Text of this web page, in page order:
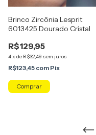
Brinco Zircônia Lesprit
6013425 Dourado Cristal
R$129,95
4x de R$32,49 sem juros
R$123,45 com Pix